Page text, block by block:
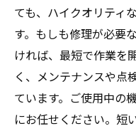
ても、ハイクオリティ
す。もしも修理が必要
ければ、最短で作業を
く、メンテナンスや点
ています。ご使用中の
にお任せください。短